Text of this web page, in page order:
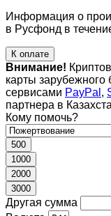
Информация о
в Русфонд в
К оплате
Внимание!
карты зарубежного
сервисами PayPal ,
партнера в
Кому помочь?
500
1000
2000
3000
Другая сумма